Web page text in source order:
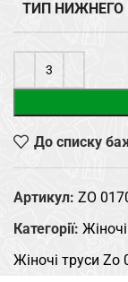
ТИП НИЖНЕГО
До списку
Артикул: ZO
Категорії:
Жіночі труси Zo